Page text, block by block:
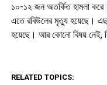
১০-১২ জন অতর্কিত হামলা করে।
এতে রবিউলের মৃত্যু হয়েছে।
হয়েছে। আর কোনো বিষয় নেই,
RELATED TOPICS: